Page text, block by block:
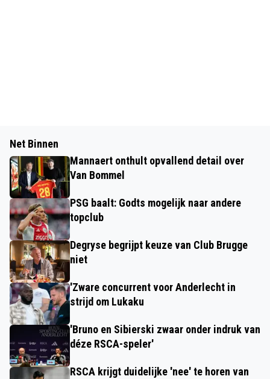
Net Binnen
Mannaert onthult opvallend detail over
Van Bommel
PSG baalt: Godts mogelijk naar andere
topclub
Degryse begrijpt keuze van Club Brugge
niet
'Zware concurrent voor Anderlecht in
strijd om Lukaku
'Bruno en Sibierski zwaar onder indruk van
déze RSCA-speler'
RSCA krijgt duidelijke 'nee' te horen van